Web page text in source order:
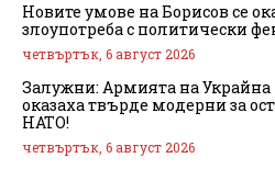
Новите умове на Борисов се
злоупотреба с политически
четвъртък, 6 август 2026
Залужни: Армията на Украйна
оказаха твърде модерни за
НАТО!
четвъртък, 6 август 2026